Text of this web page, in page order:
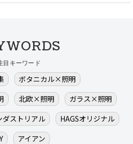
目キーワード
ボタニカル×照明
北欧×照明
ガラス×照明
ダストリアル
HAGSオリジナル
アイアン